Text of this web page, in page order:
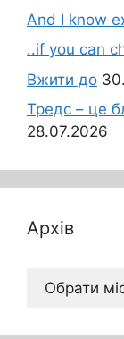
And I know
..if you can
Вжити до
Тредс – це
28.07.2026
Архів
Архів